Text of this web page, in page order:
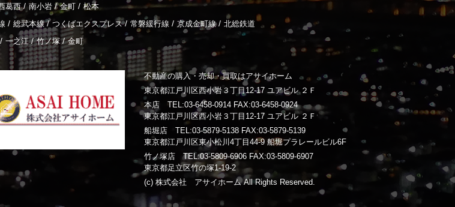
葛西 / 南小岩 / 金町 / 松本
/ 総武本線 / つくばエクスプレス / 常磐緩行線 / 京成金町線 / 北総鉄道
/ 一之江 / 竹ノ塚 / 金町
不動産の購入・売却・買取はアサイホーム
東京都江戸川区西小岩３丁目12-17 ユアビル ２Ｆ
本店 TEL:03-6458-0914 FAX:03-6458-0924
東京都江戸川区西小岩３丁目12-17 ユアビル ２Ｆ
船堀店 TEL:03-5879-5138 FAX:03-5879-5139
東京都江戸川区東小松川4丁目44-9 船堀プラレールビル6F
竹ノ塚店 TEL:03-5809-6906 FAX:03-5809-6907
東京都足立区竹の塚1-19-2
(c) 株式会社 アサイホーム All Rights Reserved.